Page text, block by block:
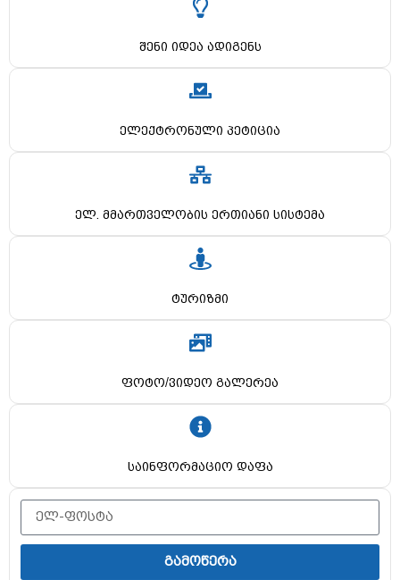
შენი იდეა ადიგენს
ელექტრონული პეტიცია
ელ. მმართველობის ერთიანი სისტემა
ტურიზმი
ფოტო/ვიდეო გალერეა
საინფორმაციო დაფა
გამოწერა